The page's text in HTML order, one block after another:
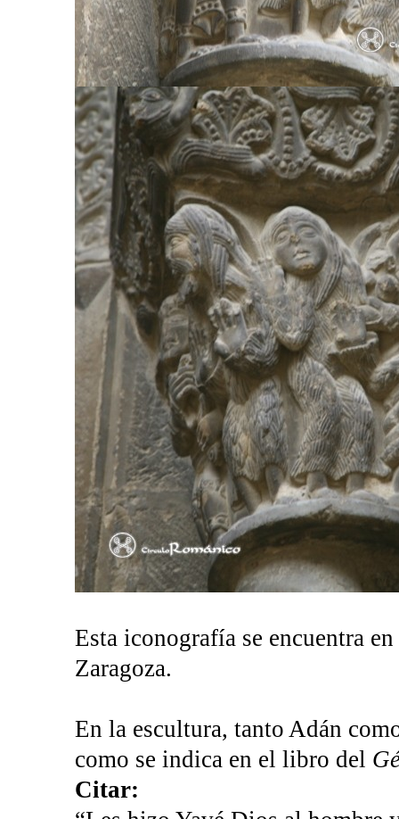
Esta iconografía se encuentra
Zaragoza.
En la escultura, tanto Adán
como se indica en el libro del
Citar: